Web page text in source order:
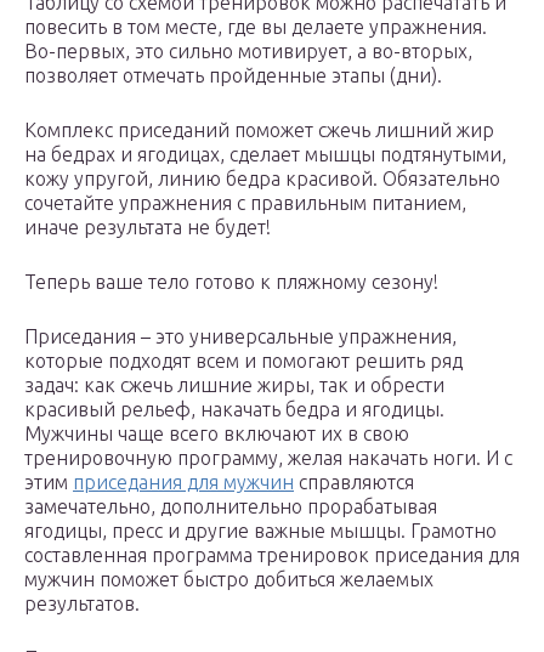
повесить в том месте, где вы делаете упражнения.
Во-первых, это сильно мотивирует, а во-вторых,
позволяет отмечать пройденные этапы (дни).
Комплекс приседаний поможет сжечь лишний жир
на бедрах и ягодицах, сделает мышцы подтянутыми,
кожу упругой, линию бедра красивой. Обязательно
сочетайте упражнения с правильным питанием,
иначе результата не будет!
Теперь ваше тело готово к пляжному сезону!
Приседания – это универсальные упражнения,
которые подходят всем и помогают решить ряд
задач: как сжечь лишние жиры, так и обрести
красивый рельеф, накачать бедра и ягодицы.
Мужчины чаще всего включают их в свою
тренировочную программу, желая накачать ноги. И с
этим приседания для мужчин справляются
замечательно, дополнительно прорабатывая
ягодицы, пресс и другие важные мышцы. Грамотно
составленная программа тренировок приседания для
мужчин поможет быстро добиться желаемых
результатов.